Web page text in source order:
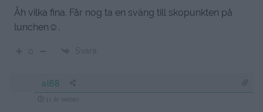
Åh vilka fina. Får nog ta en sväng till skopunkten på
lunchen☺.
Svara
al68
11 år sedan